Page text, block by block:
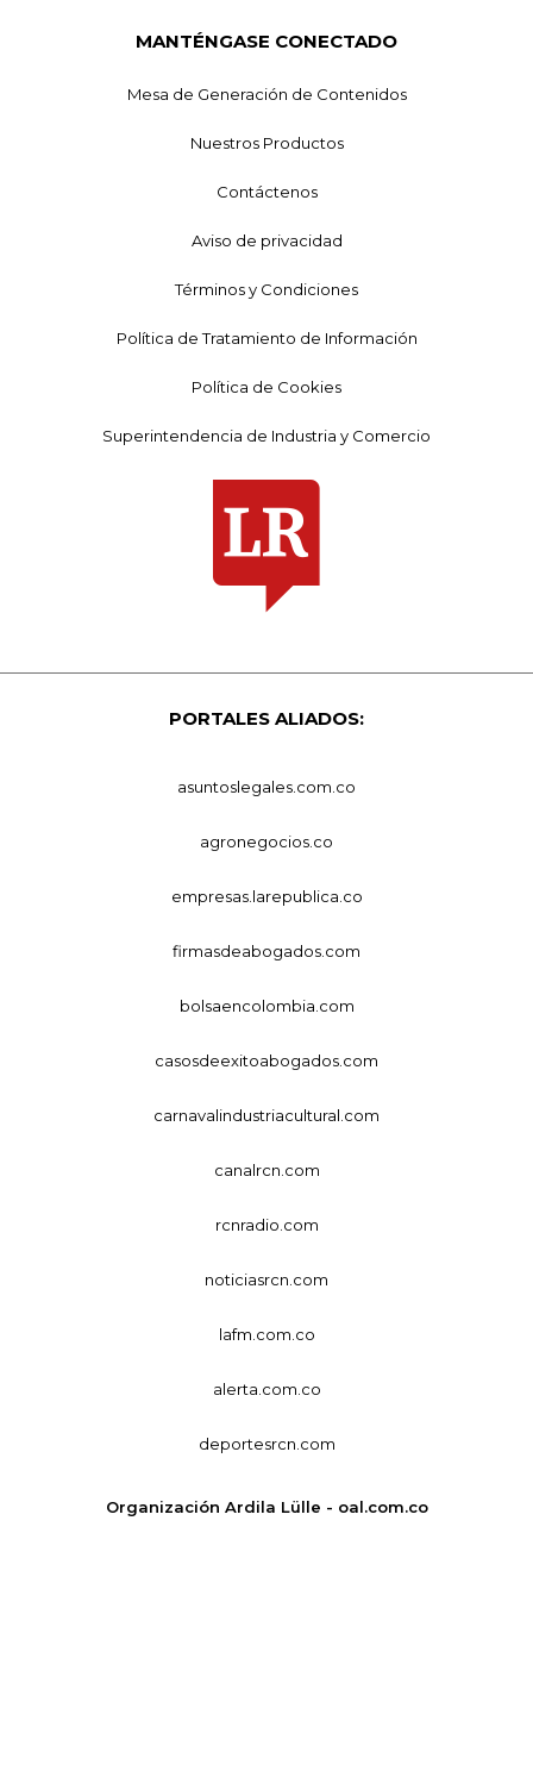
MANTÉNGASE CONECTADO
Mesa de Generación de Contenidos
Nuestros Productos
Contáctenos
Aviso de privacidad
Términos y Condiciones
Política de Tratamiento de Información
Política de Cookies
Superintendencia de Industria y Comercio
PORTALES ALIADOS:
asuntoslegales.com.co
agronegocios.co
empresas.larepublica.co
firmasdeabogados.com
bolsaencolombia.com
casosdeexitoabogados.com
carnavalindustriacultural.com
canalrcn.com
rcnradio.com
noticiasrcn.com
lafm.com.co
alerta.com.co
deportesrcn.com
Organización Ardila Lülle - oal.com.co